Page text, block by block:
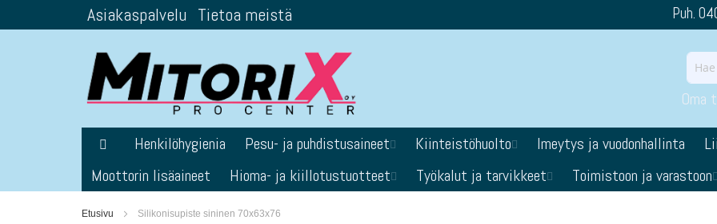
Skip
Content
Asiakaspalvelu Tietoa meistä Puh.
Oma
Henkilöhygienia Pesu- ja puhdistusaineet Kiinteistöhuolto Imeytys ja vuodonhallinta
Moottorin lisäaineet
Hioma- ja kiillotustuotteet Työkalut ja tarvikkeet Toimistoon ja varastoon
Etusivu Silikonisupiste sininen 70x63x76